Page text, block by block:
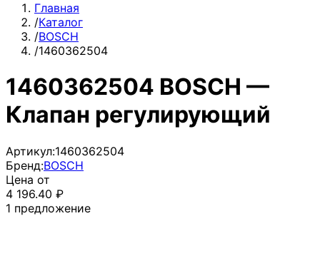
Главная
/Каталог
/BOSCH
/1460362504
1460362504 BOSCH —
Клапан регулирующий
Артикул:1460362504
Бренд:BOSCH
Цена от
4 196.40 ₽
1 предложение